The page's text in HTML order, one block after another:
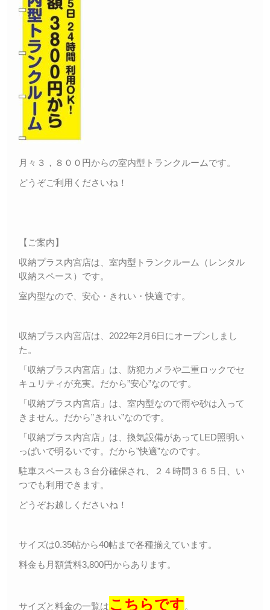
月々３，８００円からの室内型トランクルームです。
どうぞご利用くださいね！
【ご案内】
収納プラス内宮店は、室内型トランクルーム（レンタル
収納スペース）です。
室内型なので、安心・きれい・快適です。
収納プラス内宮店は、2022年2月6日にオープンしまし
た。
「収納プラス内宮店」は、防犯カメラや二重ロックでセ
キュリティが充実。だから”安心”なのです。
「収納プラス内宮店」は、室内型なので雨や砂は入って
きません。だから”きれい”なのです。
「収納プラス内宮店」は、換気設備があってLED照明い
っぱいで明るいです。だから”快適”なのです。
駐車スペースも３台分確保され、２４時間３６５日、い
つでも利用できます。
どうぞお越しくださいね！
サイズは0.35帖から40帖まで各種揃えています。
料金も月額賃料3,800円からあります。
サイズと料金の一覧はこちらです。